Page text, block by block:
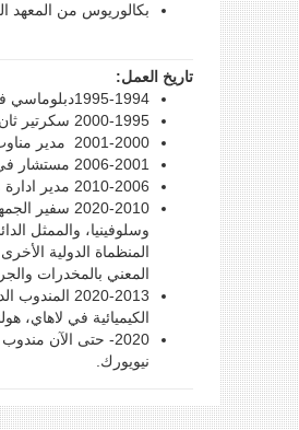
بكالوريوس من المعهد
تاريخ العمل:
1995-1994دبلوماسي في وزارة الخارجية.
2000-1995 سكرتير ثان بسفارة الجمهورية العربية السورية في واشنطن العاصمة.
2001-2000 مدير مناوب في مكتب معاون وزير الخارجية.
2006-2001 مستشار في البعثة الدائمة لدى الأمم المتحدة ، نيويورك.
2010-2006 مدير ادارة مكتب وزير الخارجية.
2020-2010
وسلوفينيا، والممثل
المنظماة الدولية
المعني بالمخدرات
2020-2013
الكيميائية في لاهاي،
2020- حتى الآن
نيويورك.